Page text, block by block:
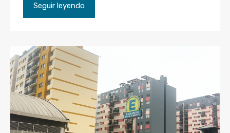
Seguir leyendo